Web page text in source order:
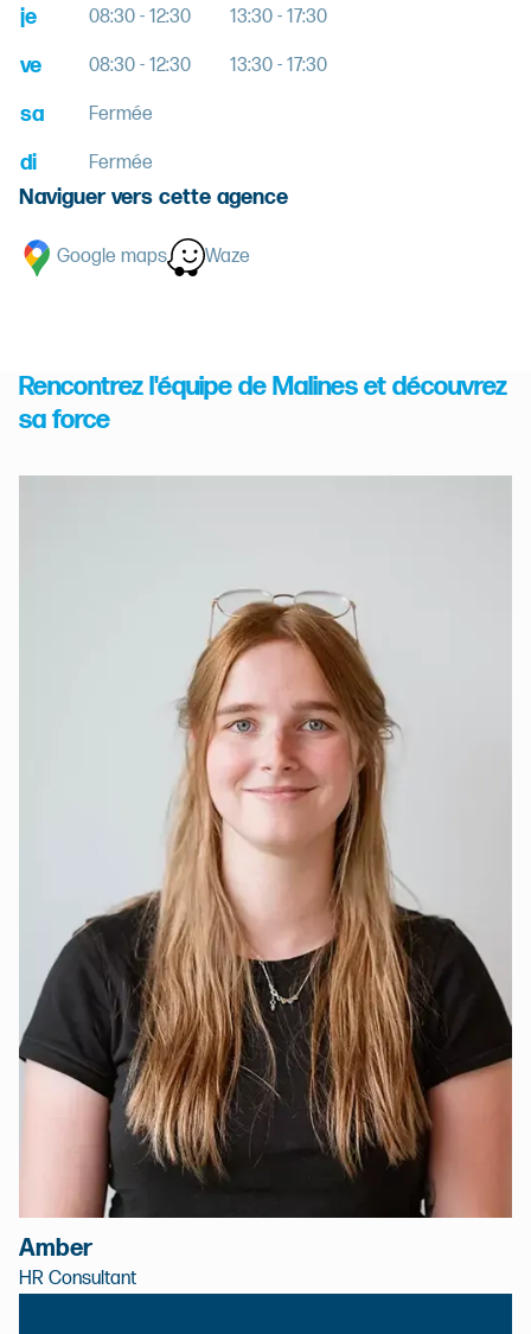
je 08:30 - 12:30 13:30 - 17:30
ve 08:30 - 12:30 13:30 - 17:30
sa Fermée
di Fermée
Naviguer vers cette agence
Google maps Waze
Rencontrez l'équipe de Malines et découvrez
sa force
Amber
HR Consultant